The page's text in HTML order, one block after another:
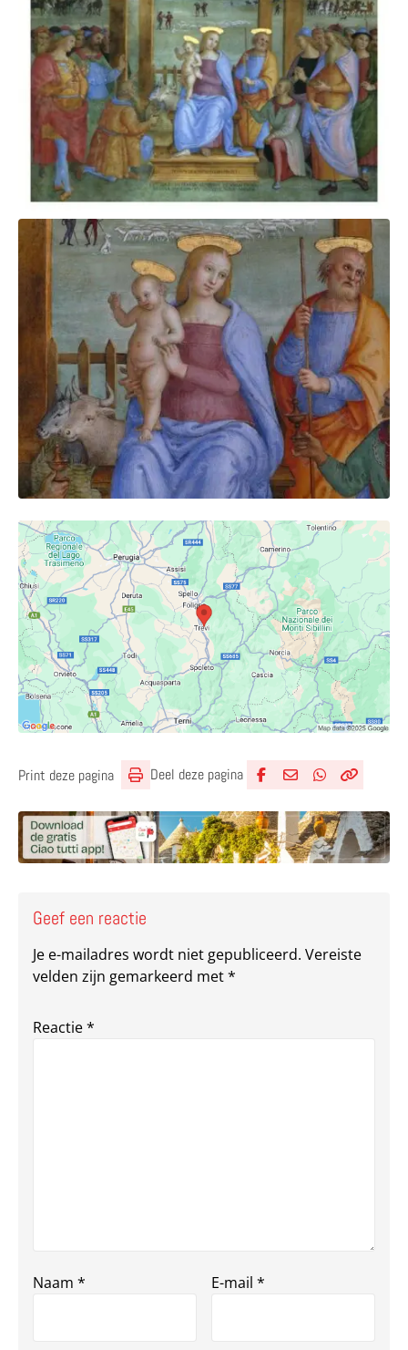
Print deze pagina Deel deze pagina
Geef een reactie
Je e-mailadres wordt niet gepubliceerd. Vereiste
velden zijn gemarkeerd met*
Reactie*
Naam * E-mail *